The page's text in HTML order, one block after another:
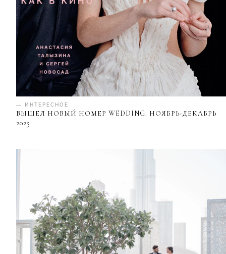
— ИНТЕРЕСНОЕ
ВЫШЕЛ НОВЫЙ НОМЕР WEDDING: НОЯБРЬ-ДЕКАБРЬ
2025